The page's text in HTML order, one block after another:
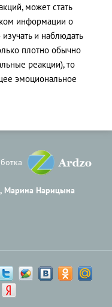
может стать
информации о
и наблюдать
плотно обычно
реакции), то
эмоциональное
Марина Нарицына